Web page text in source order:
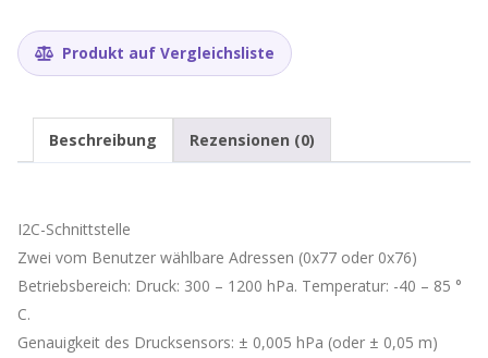
V1.0.0
HP303B
Produkt auf Vergleichsliste
Beschreibung Rezensionen (0)
I2C-Schnittstelle
Zwei vom Benutzer wählbare Adressen (0x77 oder 0x76)
Betriebsbereich: Druck: 300 – 1200 hPa. Temperatur: -40 – 85 °
C.
Genauigkeit des Drucksensors: ± 0,005 hPa (oder ± 0,05 m)